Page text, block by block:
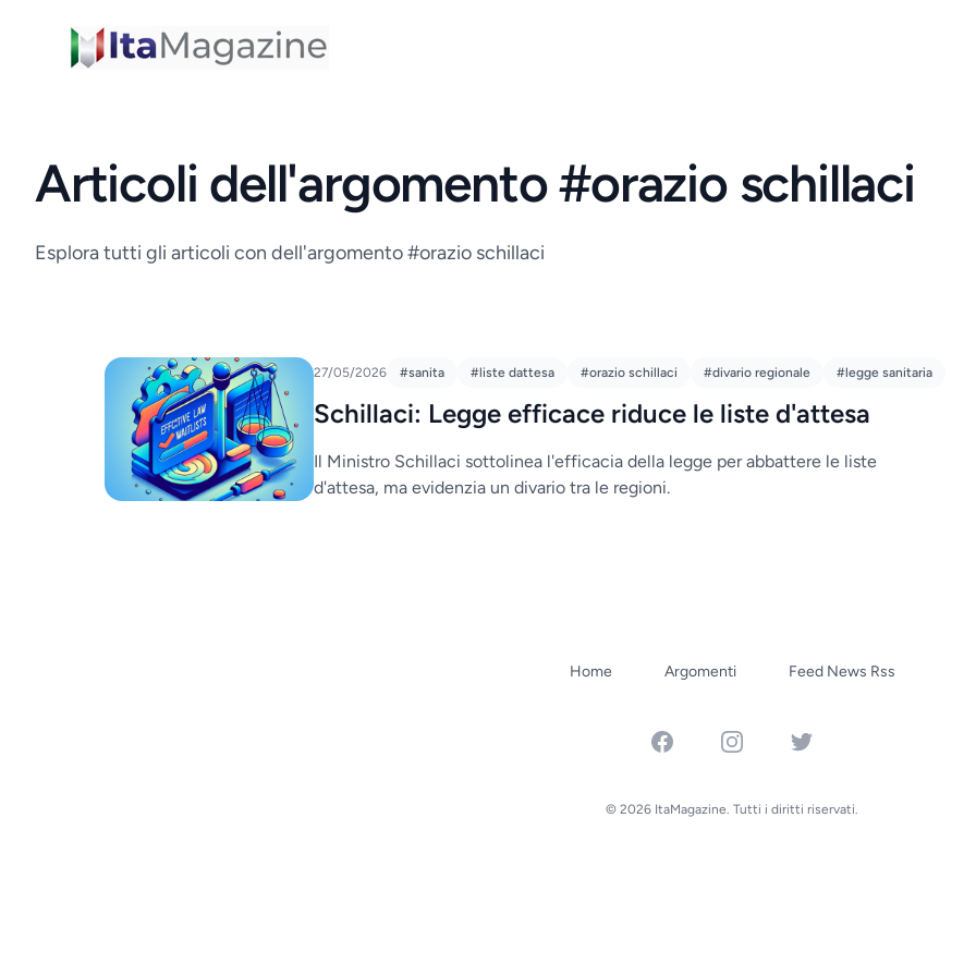
ItaMagazine
Articoli dell'argomento #orazio schillaci
Esplora tutti gli articoli con dell'argomento #orazio schillaci
27/05/2026 #sanita #liste dattesa #orazio schillaci #divario regionale #legge sanitaria
Schillaci: Legge efficace riduce le liste d'attesa
Il Ministro Schillaci sottolinea l'efficacia della legge per abbattere le liste
d'attesa, ma evidenzia un divario tra le regioni.
Home Argomenti Feed News Rss
FacebookInstagramTwitter
© 2026 ItaMagazine. Tutti i diritti riservati.